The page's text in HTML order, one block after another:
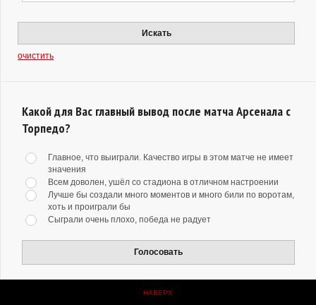
Искать
очистить
Какой для Вас главный вывод после матча Арсенала с
Торпедо?
Главное, что выиграли. Качество игры в этом матче не имеет
значения
Всем доволен, ушёл со стадиона в отличном настроении
Лучше бы создали много моментов и много били по воротам,
хоть и проиграли бы
Сыграли очень плохо, победа не радует
Голосовать
НАВЕРХ